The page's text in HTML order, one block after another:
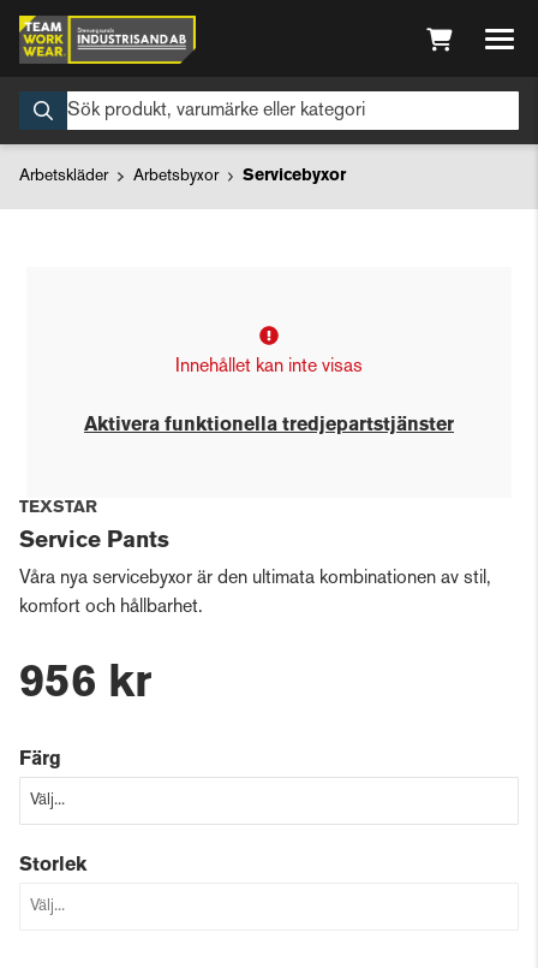
Arbetskläder Arbetsbyxor Servicebyxor
Innehållet kan inte visas
Aktivera funktionella tredjepartstjänster
TEXSTAR
Service Pants
Våra nya servicebyxor är den ultimata kombinationen av stil,
komfort och hållbarhet.
956 kr
Färg
Storlek